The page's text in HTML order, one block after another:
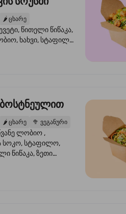
🌶️ ცხარე
წითელი წიწაკა,
ხახვი, სტაფილო,
ნიორი
🌶️ ცხარე 🥦 ვეგანური
ლობიო ,
სოკო, სტაფილო,
წიწაკა, ზეთი